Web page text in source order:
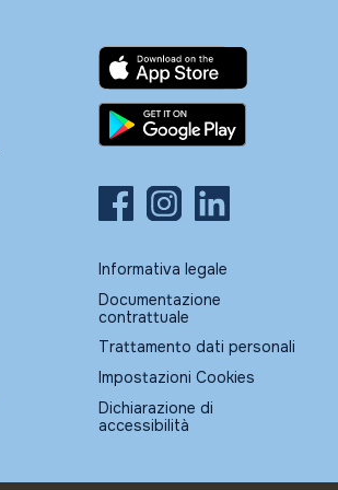
Informativa legale
Documentazione
contrattuale
Trattamento dati personali
Impostazioni Cookies
Dichiarazione di
accessibilità